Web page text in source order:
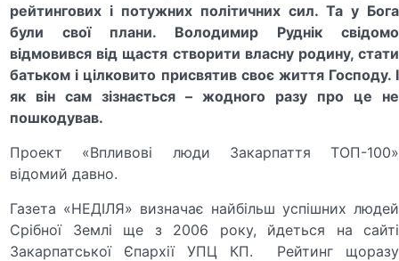
рейтингових і потужних політичних сил. Та у Бога
були свої плани. Володимир Руднік свідомо
відмовився від щастя створити власну родину, стати
батьком і цілковито присвятив своє життя Господу. І
як він сам зізнається – жодного разу про це не
пошкодував.
Проект «Впливові люди Закарпаття ТОП-100»
відомий давно.
Газета «НЕДІЛЯ» визначає найбільш успішних людей
Срібної Землі ще з 2006 року, йдеться на сайті
Закарпатської Єпархії УПЦ КП. Рейтинг щоразу